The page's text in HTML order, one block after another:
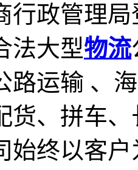
行政管理
法大型物流
路运输 、
货、拼车
始终以客